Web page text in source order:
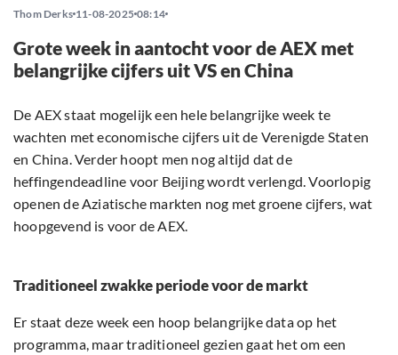
Thom Derks 11-08-2025 08:14
Grote week in aantocht voor de AEX met
belangrijke cijfers uit VS en China
De AEX staat mogelijk een hele belangrijke week te
wachten met economische cijfers uit de Verenigde Staten
en China. Verder hoopt men nog altijd dat de
heffingendeadline voor Beijing wordt verlengd. Voorlopig
openen de Aziatische markten nog met groene cijfers, wat
hoopgevend is voor de AEX.
Traditioneel zwakke periode voor de markt
Er staat deze week een hoop belangrijke data op het
programma, maar traditioneel gezien gaat het om een